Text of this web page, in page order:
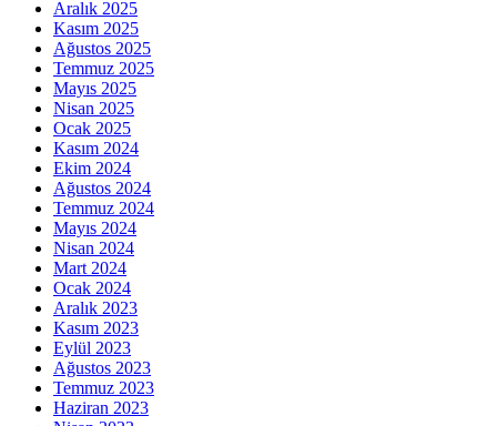
Aralık 2025
Kasım 2025
Ağustos 2025
Temmuz 2025
Mayıs 2025
Nisan 2025
Ocak 2025
Kasım 2024
Ekim 2024
Ağustos 2024
Temmuz 2024
Mayıs 2024
Nisan 2024
Mart 2024
Ocak 2024
Aralık 2023
Kasım 2023
Eylül 2023
Ağustos 2023
Temmuz 2023
Haziran 2023